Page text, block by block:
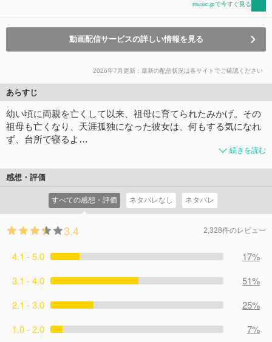
music.jpで今すぐ見る
動画配信サービスの詳しい情報を見る
2026年7月更新：最新の配信状況は各サイトでご確認ください
あらすじ
幼い頃に両親を亡くして以来、祖母に育てられたみかげ。その
祖母も亡くなり、天涯孤独になった彼女は、何もする気になれ
ず、台所で寝るよ…
続きを読む
感想・評価
すべての感想・評価 ネタバレなし ネタバレ
3.4 2,328件のレビュー
4.1 - 5.0
17%
3.1 - 4.0
51%
2.1 - 3.0
25%
1.0 - 2.0
7%